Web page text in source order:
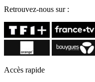
Retrouvez-nous sur :
Accès rapide